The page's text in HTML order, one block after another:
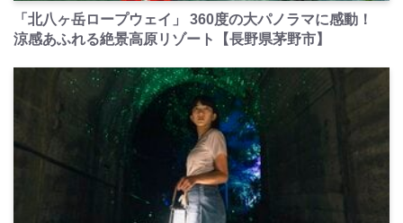
「北八ヶ岳ロープウェイ」 360度の大パノラマに感動！
涼感あふれる絶景高原リゾート【長野県茅野市】